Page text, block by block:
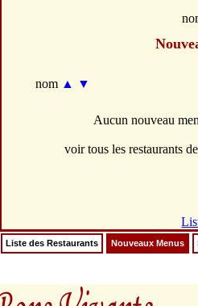
nom ▲ ▼
Aucun nouveau
voir tous les restaurants
Liste des Restaurants Nouveaux Menus